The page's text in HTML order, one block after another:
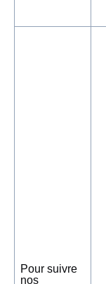
Pour suivre
nos